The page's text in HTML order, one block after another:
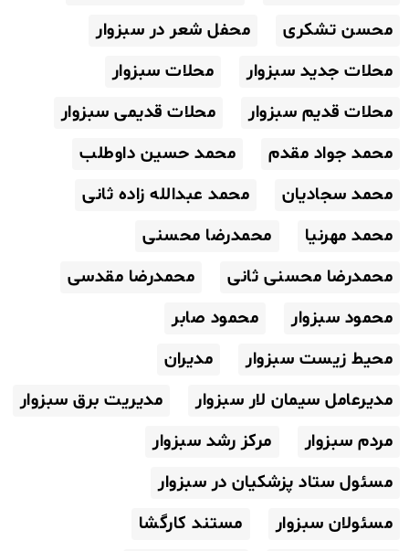
محسن تشکری
محفل شعر در سبزوار
محلات جدید سبزوار
محلات سبزوار
محلات قدیم سبزوار
محلات قدیمی سبزوار
محمد جواد مقدم
محمد حسین داوطلب
محمد سجادیان
محمد عبدالله زاده ثانی
محمد مهرنیا
محمدرضا محسنی
محمدرضا محسنی ثانی
محمدرضا مقدسی
محمود سبزوار
محمود صابر
محیط زیست سبزوار
مدیران
مدیرعامل سیمان لار سبزوار
مدیریت برق سبزوار
مردم سبزوار
مرکز رشد سبزوار
مسئول ستاد پزشکیان در سبزوار
مسئولان سبزوار
مستند کارگشا